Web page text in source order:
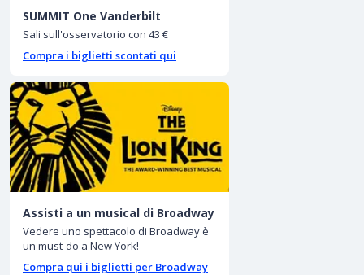
SUMMIT One Vanderbilt
Sali sull'osservatorio con 43 €
Compra i biglietti scontati qui
Assisti a un musical di Broadway
Vedere uno spettacolo di Broadway è
un must-do a New York!
Compra qui i biglietti per Broadway